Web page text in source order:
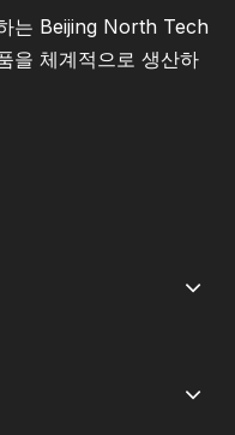
는 Beijing North Tech
을 체계적으로 생산하